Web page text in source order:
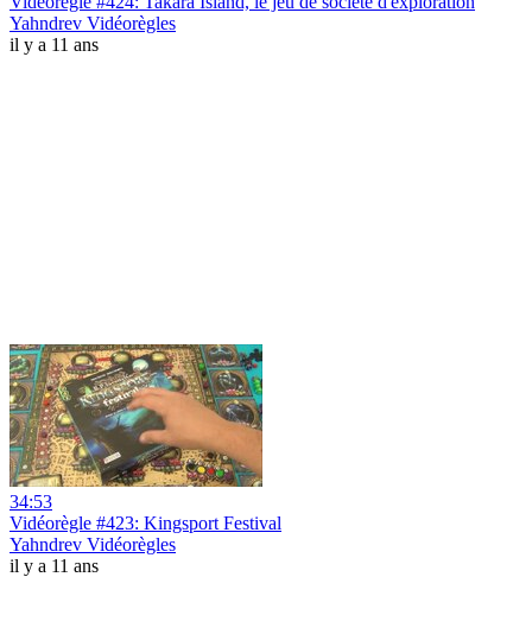
Yahndrev Vidéorègles
il y a 11 ans
34:53
Vidéorègle #423: Kingsport Festival
Yahndrev Vidéorègles
il y a 11 ans